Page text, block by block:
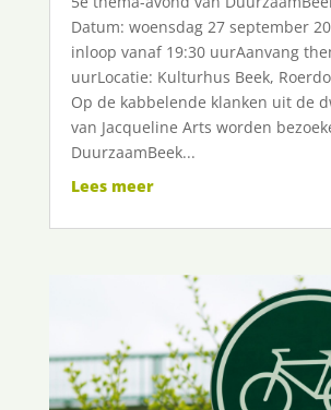
Datum: woensdag 27 september
inloop vanaf 19:30 uurAanvang
uurLocatie: Kulturhus Beek,
Op de kabbelende klanken uit de
van Jacqueline Arts worden
DuurzaamBeek...
Lees meer